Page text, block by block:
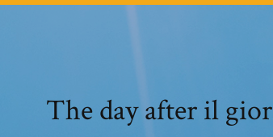
The day after il